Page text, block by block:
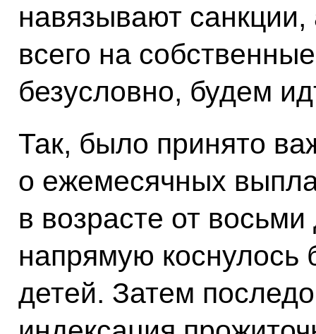
навязывают
всего на
безусловно, будем
Так, было принято
о ежемесячных
в возрасте от
напрямую коснулось
детей. Затем